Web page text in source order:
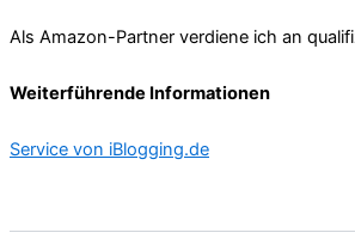
Als Amazon-Partner verdiene ich an
Weiterführende Informationen
Service von iBlogging.de